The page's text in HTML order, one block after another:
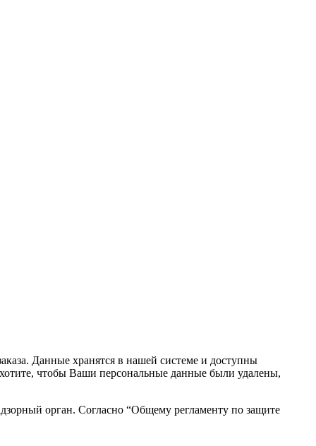
Данные хранятся в нашей системе и доступны
чтобы Ваши персональные данные были удалены,
орган. Согласно “Общему регламенту по защите